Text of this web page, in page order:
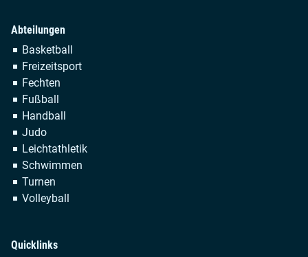
Abteilungen
Navigation
überspringen
Basketball
Freizeitsport
Fechten
Fußball
Handball
Judo
Leichtathletik
Schwimmen
Turnen
Volleyball
Quicklinks